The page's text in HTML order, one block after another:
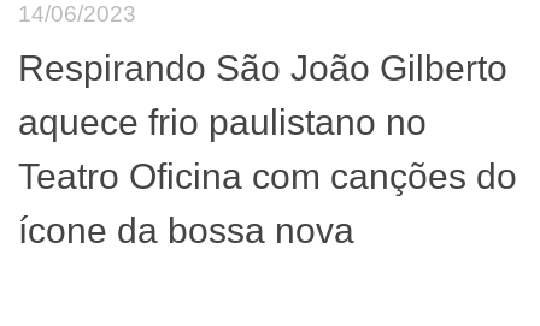
14/06/2023
Respirando São João Gilberto
aquece frio paulistano no
Teatro Oficina com canções do
ícone da bossa nova